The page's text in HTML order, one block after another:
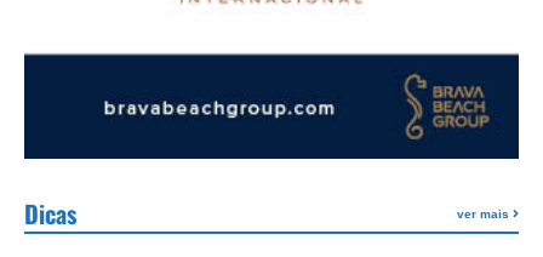
Dicas ver mais